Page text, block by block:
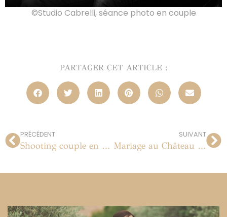
©Studio Cabrelli, séance photo en couple
PARTAGER CET ARTICLE :
PRÉCÉDENT
Shooting couple en studio | Paris
SUIVANT
Mariage au Château de Villiers à Cerny